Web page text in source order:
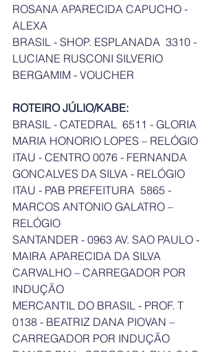
ROSANA APARECIDA CAPUCHO -
ALEXA
BRASIL - SHOP. ESPLANADA  3310 -
LUCIANE RUSCONI SILVERIO
ROTEIRO JÚLIO/KABE:
BRASIL - CATEDRAL  6511 - GLORIA
MARIA HONORIO LOPES – RELÓGIO
ITAU - CENTRO 0076 - FERNANDA
ITAU - PAB PREFEITURA  5865 -
MARCOS ANTONIO GALATRO –
RELÓGIO
SANTANDER - 0963 AV. SAO PAULO -
MAIRA APARECIDA DA SILVA
CARVALHO – CARREGADOR POR
INDUÇÃO
MERCANTIL DO BRASIL - PROF. T
0138 - BEATRIZ DANA PIOVAN –
CARREGADOR POR INDUÇÃO